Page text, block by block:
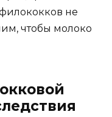
не
чтобы молоко